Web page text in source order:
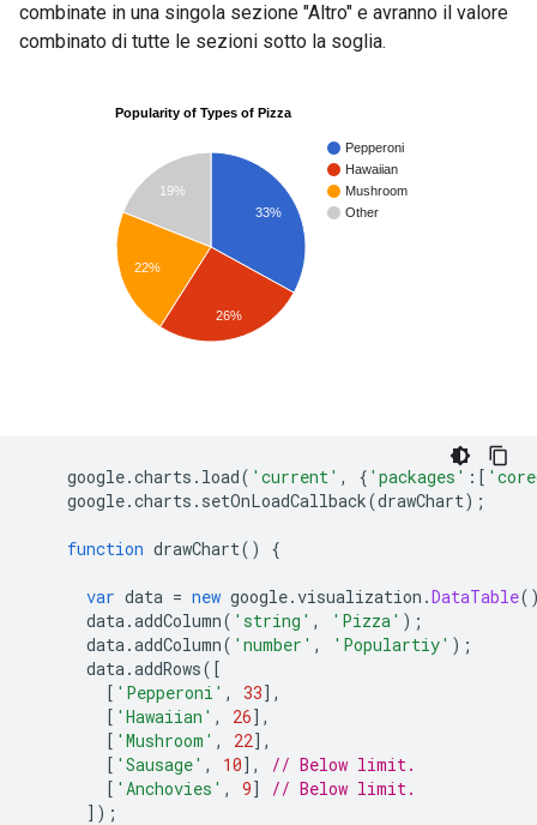
combinate in una singola sezione "Altro" e avranno il valore
combinato di tutte le sezioni sotto la soglia.
google.charts . load( 'current' , { 'packages' :[
google.charts . setOnLoadCallback(drawChart);
function drawChart() {
var data = new google.visualization .DataTable
data.addColumn( 'string' , 'Pizza' );
data.addColumn( 'number' , 'Populartiy' );
data.addRows([
[ 'Pepperoni' , 33],
[ 'Hawaiian' , 26],
[ 'Mushroom' , 22],
[ 'Sausage' , 10],
// Below limit.
[ 'Anchovies' , 9]
// Below limit.
]);